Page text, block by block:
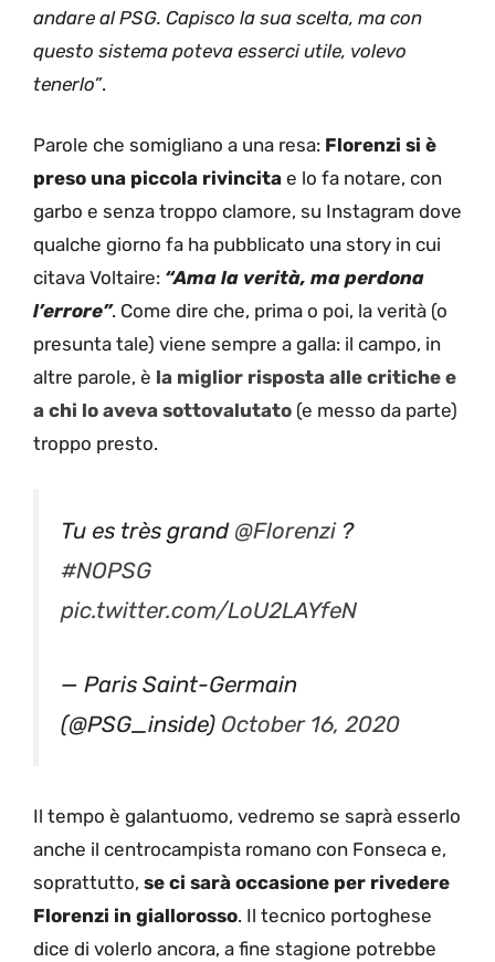
andare al PSG. Capisco la sua scelta, ma con
questo sistema poteva esserci utile, volevo
tenerlo”.
Parole che somigliano a una resa: Florenzi si è
preso una piccola rivincita e lo fa notare, con
garbo e senza troppo clamore, su Instagram dove
qualche giorno fa ha pubblicato una story in cui
citava Voltaire: “Ama la verità, ma perdona
l’errore”. Come dire che, prima o poi, la verità (o
presunta tale) viene sempre a galla: il campo, in
altre parole, è la miglior risposta alle critiche e
a chi lo aveva sottovalutato (e messo da parte)
troppo presto.
Tu es très grand @Florenzi?
#NOPSG
pic.twitter.com/LoU2LAYfeN
— Paris Saint-Germain
(@PSG_inside) October 16, 2020
Il tempo è galantuomo, vedremo se saprà esserlo
anche il centrocampista romano con Fonseca e,
soprattutto, se ci sarà occasione per rivedere
Florenzi in giallorosso. Il tecnico portoghese
dice di volerlo ancora, a fine stagione potrebbe